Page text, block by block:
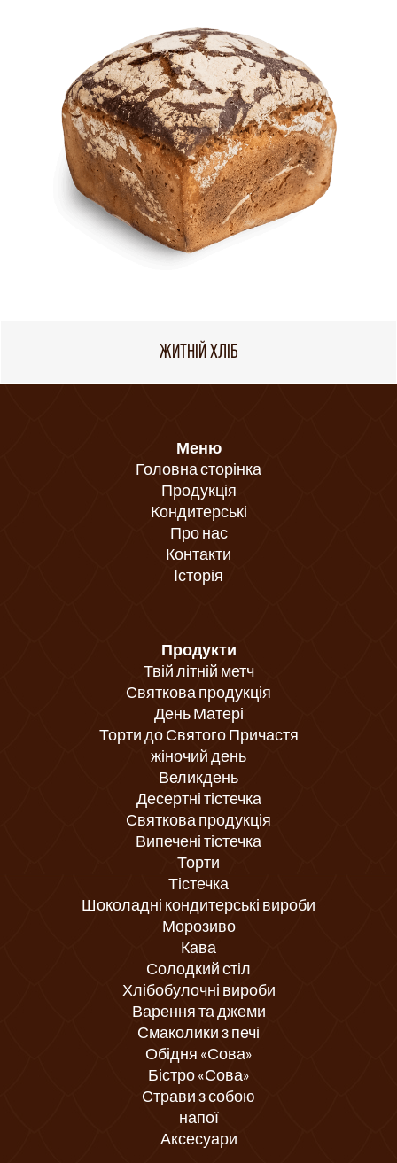
ЖИТНІЙ ХЛІБ
Меню
Головна сторінка
Продукція
Кондитерські
Про нас
Контакти
Історія
Продукти
Твій літній метч
Святкова продукція
День Матері
Торти до Святого Причастя
жіночий день
Великдень
Десертні тістечка
Святкова продукція
Випечені тістечка
Торти
Тістечка
Шоколадні кондитерські вироби
Морозиво
Кава
Солодкий стіл
Хлібобулочні вироби
Варення та джеми
Смаколики з печі
Обідня «Сова»
Бістро «Сова»
Страви з собою
напої
Аксесуари